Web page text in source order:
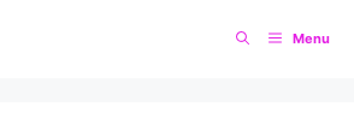
Menu